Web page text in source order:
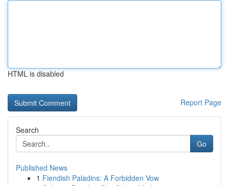
HTML is disabled
Report Page
Search
Go
Published News
1 Fiendish Paladins: A Forbidden Vow